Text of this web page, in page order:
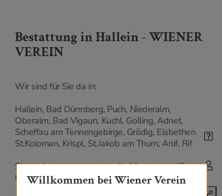
Bestattung in Hallein - WIENER
VEREIN
Wir sind für Sie da in:
Hallein, Bad Dürrnberg, Puch, Niederalm,
Oberalm, Bad Vigaun, Kuchl, Golling, Adnet,
Scheffau am Tennengebirge, Grödig, Elsbethen,
St.Koloman, Krispl, St.Jakob am Thurn, Anif, Rif
Sie erreichen uns rund um die Uhr unter: +43
6245 80253
Willkommen bei Wiener Verein